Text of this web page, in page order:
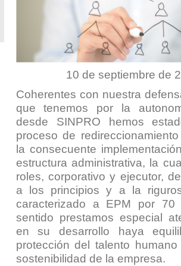
10 de septiembre de
Coherentes con nuestra
que tenemos por la
desde SINPRO hemos
proceso de
la consecuente
estructura administrativa, la
roles, corporativo y ejecutor,
a los principios y a la
caracterizado a EPM por 70
sentido prestamos especial
en su desarrollo haya
protección del talento
sostenibilidad de la empresa.